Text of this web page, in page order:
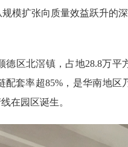
扩张向质量效益跃升的
北滘镇，占地28.8万平
套率超85%，是华南地
在园区诞生。